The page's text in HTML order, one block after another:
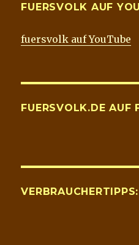
FUERSVOLK AUF
fuersvolk auf YouTube
FUERSVOLK.DE AUF
VERBRAUCHERTIPPS: